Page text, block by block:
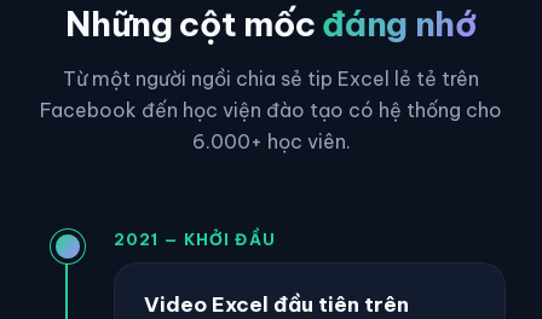
Những cột mốc đáng nhớ
Từ một người ngồi chia sẻ tip Excel lẻ tẻ trên
Facebook đến học viện đào tạo có hệ thống cho
6.000+ học viên.
2021 — KHỞI ĐẦU
Video Excel đầu tiên trên